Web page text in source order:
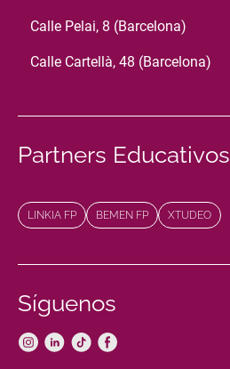
Calle Pelai, 8 (Barcelona)
Calle Cartellà, 48 (Barcelona)
Partners Educativos
LINKIA FP BEMEN FP XTUDEO
Síguenos